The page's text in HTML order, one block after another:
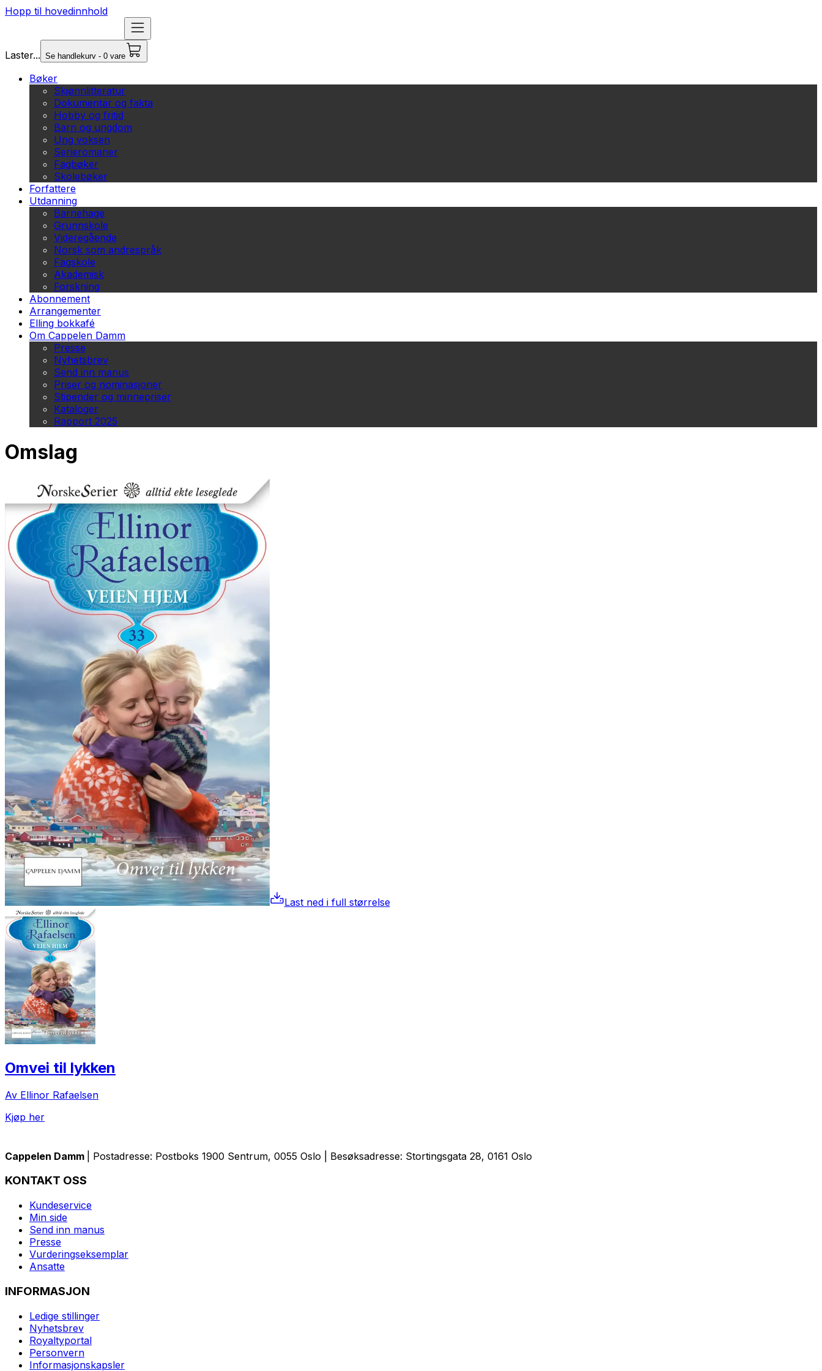
Hopp til hovedinnhold
Laster... Se handlekurv - 0 vare
Bøker
Skjønnlitteratur
Dokumentar og fakta
Hobby og fritid
Barn og ungdom
Ung voksen
Serieromaner
Fagbøker
Skolebøker
Forfattere
Utdanning
Barnehage
Grunnskole
Videregående
Norsk som andrespråk
Fagskole
Akademisk
Forskning
Abonnement
Arrangementer
Elling bokkafé
Om Cappelen Damm
Presse
Nyhetsbrev
Send inn manus
Priser og nominasjoner
Stipender og minnepriser
Kataloger
Rapport 2025
Omslag
Last ned i full størrelse
Omvei til lykken
Av Ellinor Rafaelsen
Kjøp her
Cappelen Damm | Postadresse: Postboks 1900 Sentrum, 0055 Oslo | Besøksadresse: Stortingsgata 28, 0161 Oslo
KONTAKT OSS
Kundeservice
Min side
Send inn manus
Presse
Vurderingseksemplar
Ansatte
INFORMASJON
Ledige stillinger
Nyhetsbrev
Royaltyportal
Personvern
Informasjonskapsler